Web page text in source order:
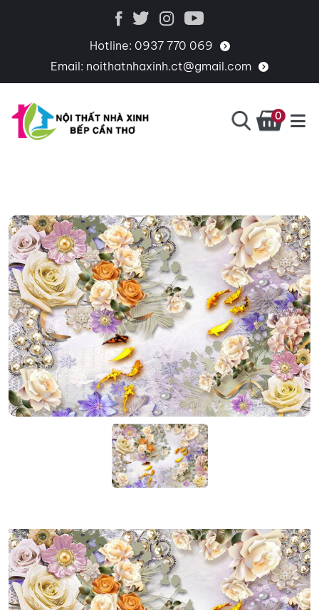
Hotline: 0937 770 069
Email: noithatnhaxinh.ct@gmail.com
THI
CÔNG,
CUNG
CẤP
PHỤ
KIỆN
NGÀNH
BẾP
0